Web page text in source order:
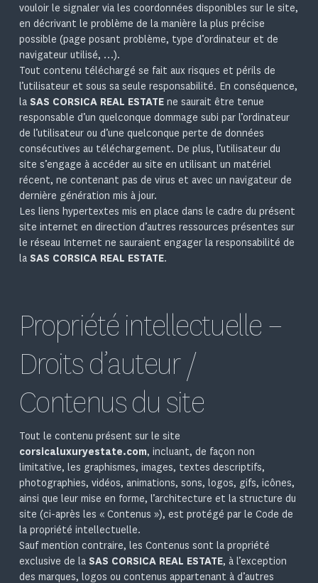
vouloir le signaler via les coordonnées disponibles sur le site,
en décrivant le problème de la manière la plus précise
possible (page posant problème, type d’ordinateur et de
navigateur utilisé, …).
Tout contenu téléchargé se fait aux risques et périls de
l’utilisateur et sous sa seule responsabilité. En conséquence,
la SAS CORSICA REAL ESTATEne saurait être tenue
responsable d’un quelconque dommage subi par l’ordinateur
de l’utilisateur ou d’une quelconque perte de données
consécutives au téléchargement. De plus, l’utilisateur du
site s’engage à accéder au site en utilisant un matériel
récent, ne contenant pas de virus et avec un navigateur de
dernière génération mis à jour.
Les liens hypertextes mis en place dans le cadre du présent
site internet en direction d’autres ressources présentes sur
le réseau Internet ne sauraient engager la responsabilité de
la SAS CORSICA REAL ESTATE.
Propriété intellectuelle –
Droits d’auteur /
Contenus du site
Tout le contenu présent sur le site
corsicaluxuryestate.com, incluant, de façon non
limitative, les graphismes, images, textes descriptifs,
photographies, vidéos, animations, sons, logos, gifs, icônes,
ainsi que leur mise en forme, l’architecture et la structure du
site (ci-après les « Contenus »), est protégé par le Code de
la propriété intellectuelle.
Sauf mention contraire, les Contenus sont la propriété
exclusive de la SAS CORSICA REAL ESTATE, à l’exception
des marques, logos ou contenus appartenant à d’autres